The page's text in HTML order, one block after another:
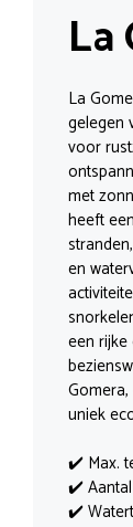
La
La
gelegen
voor
met
heeft
en
een rijke
uniek
✔️ Max.
✔️
✔️